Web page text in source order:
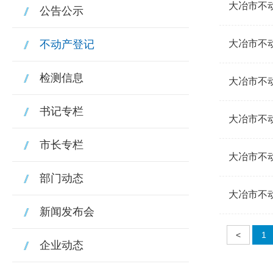
公告公示
不动产登记
检测信息
书记专栏
市长专栏
部门动态
新闻发布会
企业动态
大冶市不
大冶市不
大冶市不
大冶市不
大冶市不
大冶市不
< 1